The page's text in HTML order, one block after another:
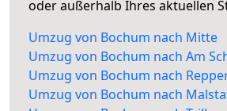
oder außerhalb Ihres aktuellen
Umzug von Bochum nach Mitte
Umzug von Bochum nach Am
Umzug von Bochum nach
Umzug von Bochum nach